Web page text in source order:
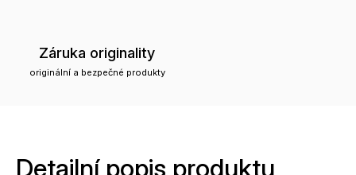
Záruka originality
originální a bezpečné produkty
Detailní popis produktu